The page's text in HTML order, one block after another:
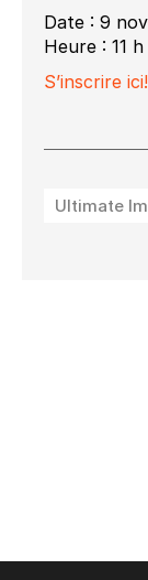
Date : 9
Heure : 11
S’inscrire ici!
Ultimate